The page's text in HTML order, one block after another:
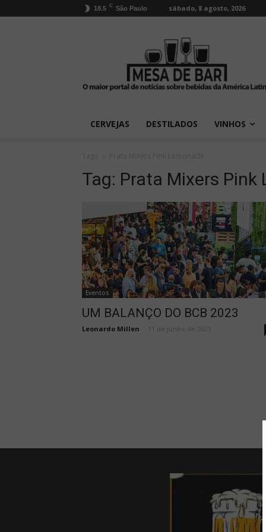
18.5 C São Paulo sábado, 8 agosto, 2026
CERVEJAS DESTILADOS VINHOS
Tag: Prata Mixers Pink
Eventos
UM BALANÇO DO BCB 2023
Leonardo Millen 11 de junho de 2023